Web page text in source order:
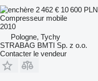
2 462 € 10 600 PLN
Compresseur mobile
2010
Pologne, Tychy
STRABAG BMTI Sp. z o.o.
Contacter le vendeur